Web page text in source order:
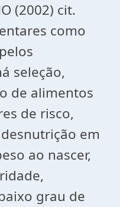
(2002) cit.
como
seleção,
de alimentos
de risco,
em
ao nascer,
grau de